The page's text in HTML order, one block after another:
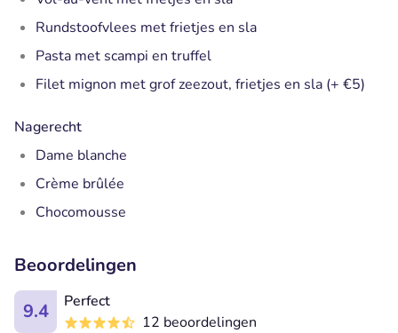
Rundstoofvlees met frietjes en sla
Pasta met scampi en truffel
Filet mignon met grof zeezout, frietjes en sla (+ €5)
Nagerecht
Dame blanche
Crème brûlée
Chocomousse
Beoordelingen
9.4
Perfect
12 beoordelingen